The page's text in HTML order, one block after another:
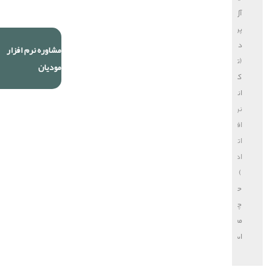
مشاوره نرم افزار
مودیان
آل
پردازش
دایا
(تولید
کننده
انواع
نرم
افزار
اتوماسیون
اداری
)
حق
چاپ
محفوظ
است